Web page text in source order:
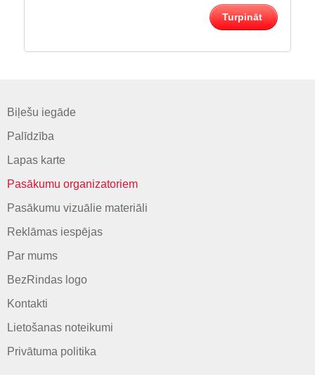
Turpināt
Biļešu iegāde
Palīdzība
Lapas karte
Pasākumu organizatoriem
Pasākumu vizuālie materiāli
Reklāmas iespējas
Par mums
BezRindas logo
Kontakti
Lietošanas noteikumi
Privātuma politika